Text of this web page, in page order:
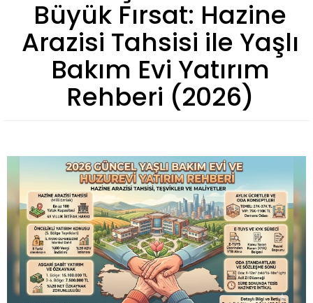
Büyük Fırsat: Hazine
Arazisi Tahsisi ile Yaşlı
Bakım Evi Yatırım
Rehberi (2026)